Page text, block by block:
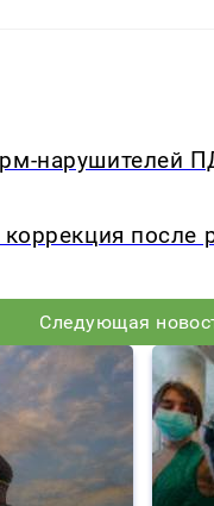
нарушителей
после
Следующая